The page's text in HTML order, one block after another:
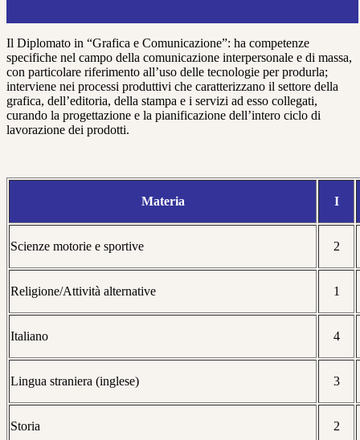
Il Diplomato in “Grafica e Comunicazione”: ha competenze
specifiche nel campo della comunicazione interpersonale e di massa,
con particolare riferimento all’uso delle tecnologie per produrla;
interviene nei processi produttivi che caratterizzano il settore della
grafica, dell’editoria, della stampa e i servizi ad esso collegati,
curando la progettazione e la pianificazione dell’intero ciclo di
lavorazione dei prodotti.
Materia I
Scienze motorie e sportive 2
Religione/Attività alternative 1
Italiano 4
Lingua straniera (inglese) 3
Storia 2